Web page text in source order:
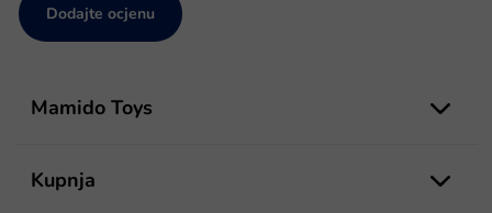
Dodajte ocjenu
Mamido Toys
Kupnja